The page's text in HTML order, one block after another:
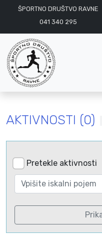
ŠPORTNO DRUŠTVO RAVNE
041 340 295
AKTIVNOSTI (0)
Pretekle aktivnosti